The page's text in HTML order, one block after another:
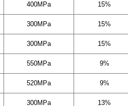
400MPa 15%
300MPa 15%
300MPa 15%
550MPa 9%
520MPa 9%
300MPa 13%